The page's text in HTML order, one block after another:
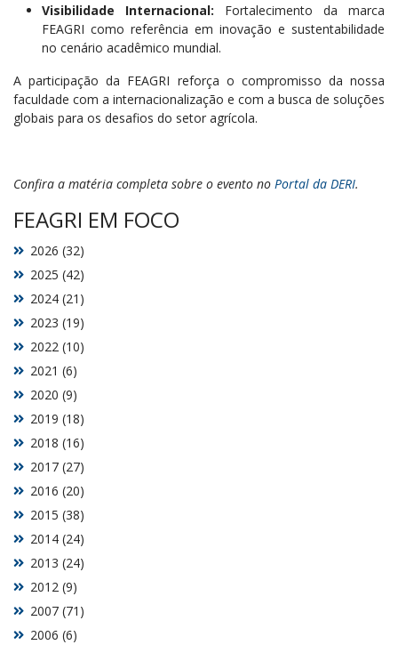
Visibilidade Internacional: Fortalecimento da marca
FEAGRI como referência em inovação e sustentabilidade
no cenário acadêmico mundial.
A participação da FEAGRI reforça o compromisso da nossa
faculdade com a internacionalização e com a busca de soluções
globais para os desafios do setor agrícola.
Confira a matéria completa sobre o evento no Portal da DERI.
FEAGRI EM FOCO
2006 (6)
2007 (71)
2012 (9)
2013 (24)
2014 (24)
2015 (38)
2016 (20)
2017 (27)
2018 (16)
2019 (18)
2020 (9)
2021 (6)
2022 (10)
2023 (19)
2024 (21)
2025 (42)
2026 (32)